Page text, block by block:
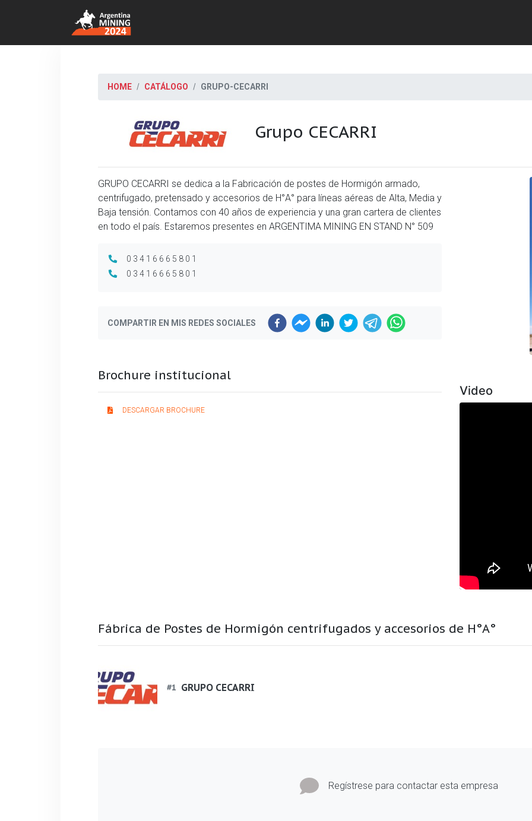
HOME CATÁLOGO GRUPO-CECARRI
Grupo CECARRI
GRUPO CECARRI se dedica a la Fabricación de postes de Hormigón armado,
centrifugado, pretensado y accesorios de H°A° para líneas aéreas de Alta, Media y
Baja tensión. Contamos con 40 años de experiencia y una gran cartera de clientes
en todo el país. Estaremos presentes en ARGENTIMA MINING EN STAND N° 509
03416665801
03416665801
COMPARTIR EN MIS REDES SOCIALES
Brochure institucional
DESCARGAR BROCHURE
Video
Fábrica de Postes de Hormigón centrifugados y accesorios de H°A°
#1 GRUPO CECARRI
Regístrese para contactar esta empresa